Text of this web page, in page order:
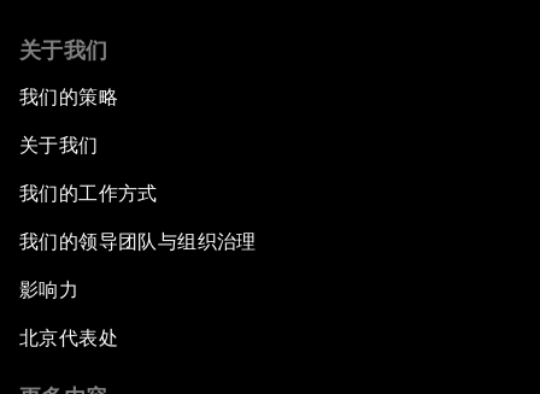
关于我们
我们的策略
关于我们
我们的工作方式
我们的领导团队与组织治理
影响力
北京代表处